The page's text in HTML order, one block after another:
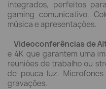
integrados, perfeitos
gaming comunicativo.
música e apresentações.
Videoconferências de
e 4K que garantem uma
reuniões de trabalho ou
de pouca luz.
gravações.